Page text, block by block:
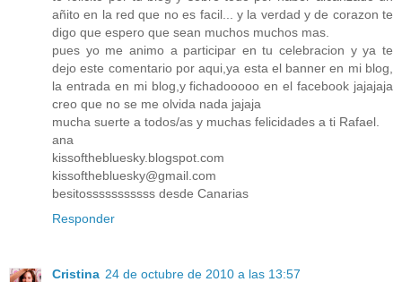
añito en la red que no es facil... y la verdad y de corazon te
digo que espero que sean muchos muchos mas.
pues yo me animo a participar en tu celebracion y ya te
dejo este comentario por aqui,ya esta el banner en mi blog,
la entrada en mi blog,y fichadooooo en el facebook jajajaja
creo que no se me olvida nada jajaja
mucha suerte a todos/as y muchas felicidades a ti Rafael.
ana
kissofthebluesky.blogspot.com
kissofthebluesky@gmail.com
besitosssssssssss desde Canarias
Responder
Cristina 24 de octubre de 2010 a las 13:57